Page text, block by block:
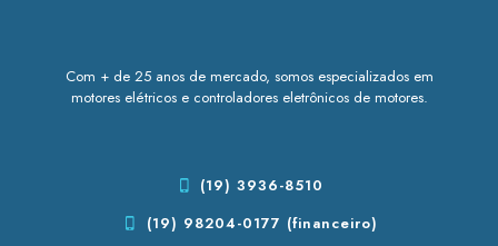
Com + de 25 anos de mercado, somos especializados em
motores elétricos e controladores eletrônicos de motores.
(19) 3936-8510
(19) 98204-0177 (financeiro)